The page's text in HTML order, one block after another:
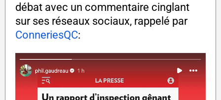
débat avec un commentaire cinglant
sur ses réseaux sociaux, rappelé par
ConneriesQC: